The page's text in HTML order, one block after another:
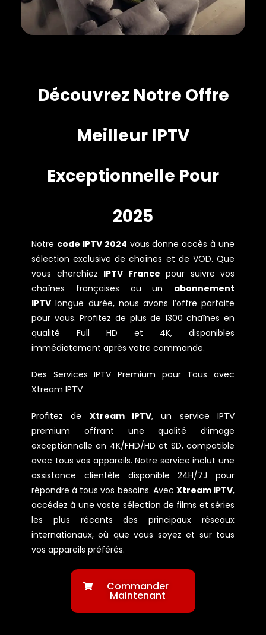
Découvrez Notre Offre
Meilleur IPTV
Exceptionnelle Pour
2025
Notre code IPTV 2024 vous donne accès à une
sélection exclusive de chaînes et de VOD. Que
vous cherchiez IPTV France pour suivre vos
chaînes françaises ou un abonnement
IPTV longue durée, nous avons l’offre parfaite
pour vous. Profitez de plus de 1300 chaînes en
qualité Full HD et 4K, disponibles
immédiatement après votre commande.
Des Services IPTV Premium pour Tous avec
Xtream IPTV
Profitez de Xtream IPTV, un service IPTV
premium offrant une qualité d’image
exceptionnelle en 4K/FHD/HD et SD, compatible
avec tous vos appareils. Notre service inclut une
assistance clientèle disponible 24H/7J pour
répondre à tous vos besoins. Avec Xtream IPTV,
accédez à une vaste sélection de films et séries
les plus récents des principaux réseaux
internationaux, où que vous soyez et sur tous
vos appareils préférés.
Commander
Maintenant